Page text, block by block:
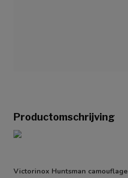
Productomschrijving
Victorinox Huntsman camouflage